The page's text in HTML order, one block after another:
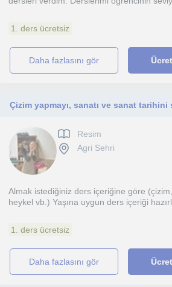
1. ders ücretsiz
daha fazlasını gör
Resim
Agri Sehri
Almak istediğiniz ders içeriğine göre
heykel vb.) Yaşına uygun ders içeriği
1. ders ücretsiz
daha fazlasını gör